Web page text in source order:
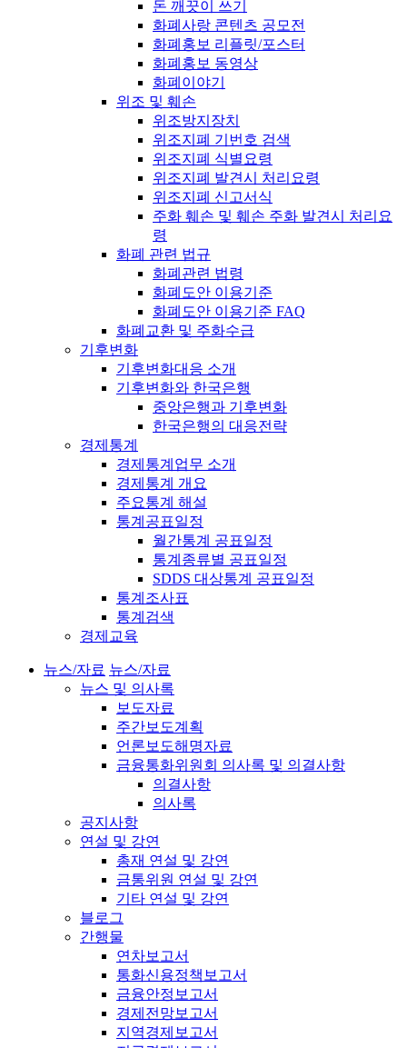
돈 깨끗이 쓰기
화폐사랑 콘텐츠 공모전
화폐홍보 리플릿/포스터
화폐홍보 동영상
화폐이야기
위조 및 훼손
위조방지장치
위조지폐 기번호 검색
위조지폐 식별요령
위조지폐 발견시 처리요령
위조지폐 신고서식
주화 훼손 및 훼손 주화 발견시 처리요
령
화폐 관련 법규
화폐관련 법령
화폐도안 이용기준
화폐도안 이용기준 FAQ
화폐교환 및 주화수급
기후변화
기후변화대응 소개
기후변화와 한국은행
중앙은행과 기후변화
한국은행의 대응전략
경제통계
경제통계업무 소개
경제통계 개요
주요통계 해설
통계공표일정
월간통계 공표일정
통계종류별 공표일정
SDDS 대상통계 공표일정
통계조사표
통계검색
경제교육
뉴스/자료 뉴스/자료
뉴스 및 의사록
보도자료
주간보도계획
언론보도해명자료
금융통화위원회 의사록 및 의결사항
의결사항
의사록
공지사항
연설 및 강연
총재 연설 및 강연
금통위원 연설 및 강연
기타 연설 및 강연
블로그
간행물
연차보고서
통화신용정책보고서
금융안정보고서
경제전망보고서
지역경제보고서